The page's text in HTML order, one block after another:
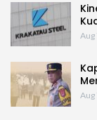
Aug
Aug